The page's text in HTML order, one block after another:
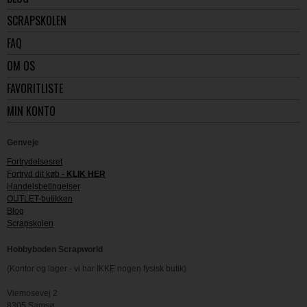
SCRAPSKOLEN
FAQ
OM OS
FAVORITLISTE
MIN KONTO
Genveje
Fortrydelsesret
Fortryd dit køb - KLIK HER
Handelsbetingelser
OUTLET-butikken
Blog
Scrapskolen
Hobbyboden Scrapworld
(Kontor og lager - vi har IKKE nogen fysisk butik)
Viemosevej 2